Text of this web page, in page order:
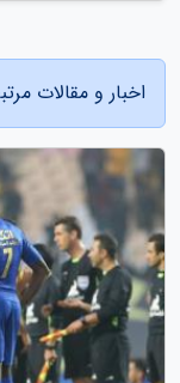
اخبار و مقالات